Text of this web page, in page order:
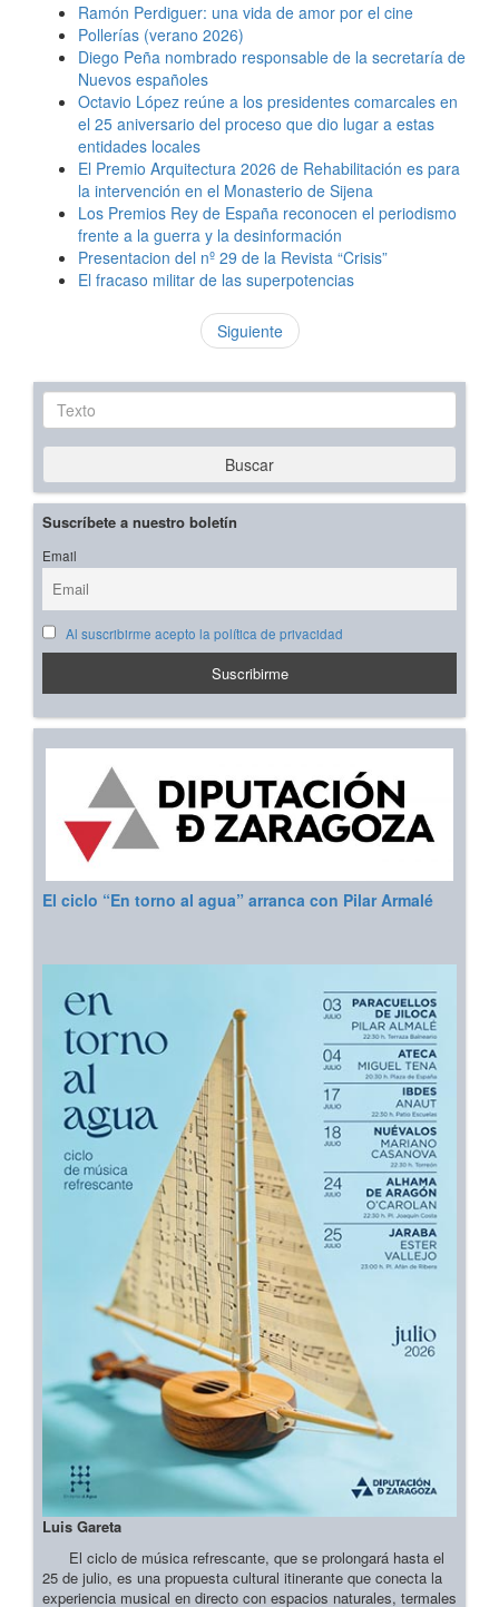
Ramón Perdiguer: una vida de amor por el cine
Pollerías (verano 2026)
Diego Peña nombrado responsable de la secretaría de
Nuevos españoles
Octavio López reúne a los presidentes comarcales en
el 25 aniversario del proceso que dio lugar a estas
entidades locales
El Premio Arquitectura 2026 de Rehabilitación es para
la intervención en el Monasterio de Sijena
Los Premios Rey de España reconocen el periodismo
frente a la guerra y la desinformación
Presentacion del nº 29 de la Revista “Crisis”
El fracaso militar de las superpotencias
Siguiente
Texto
Buscar
Suscríbete a nuestro boletín
Email
Al suscribirme acepto la política de privacidad
El ciclo “En torno al agua” arranca con Pilar Armalé
Luis Gareta
El ciclo de música refrescante, que se prolongará hasta el
25 de julio, es una propuesta cultural itinerante que conecta la
experiencia musical en directo con espacios naturales, termales